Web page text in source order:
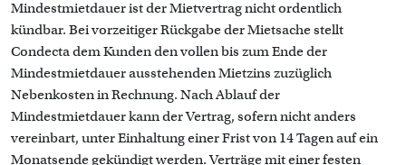
Mindestmietdauer ist der Mietvertrag nicht ordentlich
kündbar. Bei vorzeitiger Rückgabe der Mietsache stellt
Condecta dem Kunden den vollen bis zum Ende der
Mindestmietdauer ausstehenden Mietzins zuzüglich
Nebenkosten in Rechnung. Nach Ablauf der
Mindestmietdauer kann der Vertrag, sofern nicht anders
vereinbart, unter Einhaltung einer Frist von 14 Tagen auf ein
Monatsende gekündigt werden. Verträge mit einer festen